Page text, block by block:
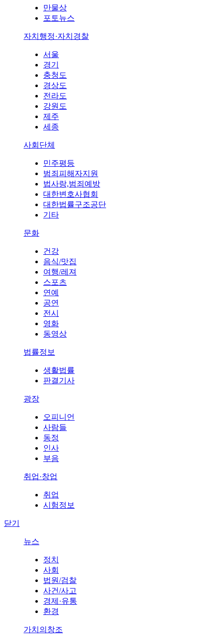
만물상
포토뉴스
자치행정·자치경찰
서울
경기
충청도
경상도
전라도
강원도
제주
세종
사회단체
민주평등
범죄피해자지원
법사랑,범죄예방
대한변호사협회
대한법률구조공단
기타
문화
건강
음식/맛집
여행/레져
스포츠
연예
공연
전시
영화
동영상
법률정보
생활법률
판결기사
광장
오피니언
사람들
동정
인사
부음
취업·창업
취업
시험정보
닫기
뉴스
정치
사회
법원/검찰
사건/사고
경제·유통
환경
가치의창조